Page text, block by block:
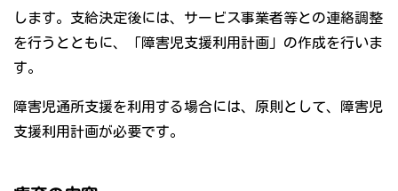
します。支給決定後には、サービス事業者等との連絡調整
を行うとともに、「障害児支援利用計画」の作成を行いま
す。
障害児通所支援を利用する場合には、原則として、障害児
支援利用計画が必要です。